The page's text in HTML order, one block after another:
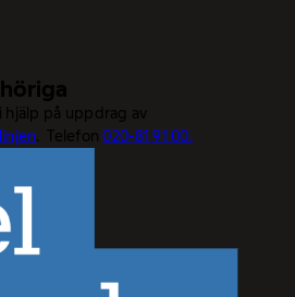
hjälp på uppdrag av
. Telefon020-81 91 00.